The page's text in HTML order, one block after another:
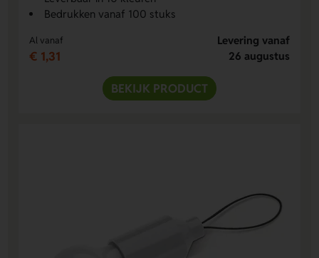
Bedrukken vanaf 100 stuks
Al vanaf
€ 1,31
Levering vanaf
26 augustus
BEKIJK PRODUCT